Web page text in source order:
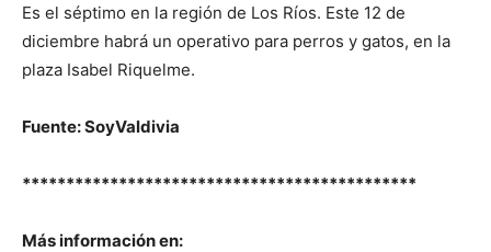
Es el séptimo en la región de Los Ríos. Este 12 de
diciembre habrá un operativo para perros y gatos, en la
plaza Isabel Riquelme.
Fuente: SoyValdivia
*********************************************
Más información en: